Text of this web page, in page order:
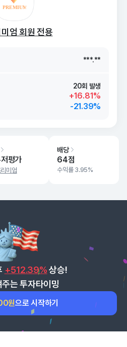
엄 회원 전용
***.**
***.**
20회 발생
+16.81%
-21.39%
평가
미엄
배당
64점
수익률 3.95%
+512.39% 상승!
는 투자타이밍
원으로 시작하기